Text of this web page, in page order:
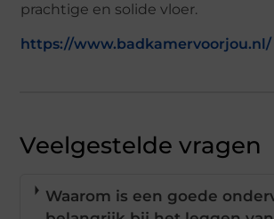
prachtige en solide vloer.
https://www.badkamervoorjou.nl/
Veelgestelde vragen
Waarom is een goede